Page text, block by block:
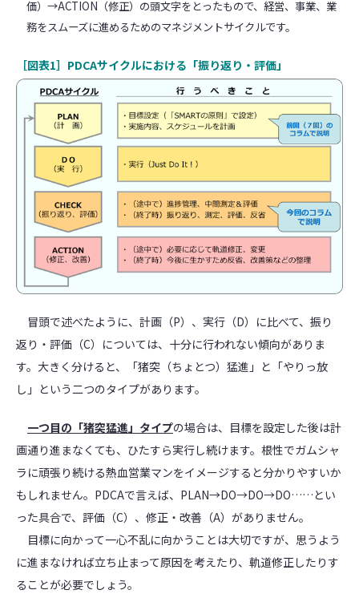
価）→ACTION（修正）の頭文字をとったもので、経営、事業、業
務をスムーズに進めるためのマネジメントサイクルです。
［図表1］PDCAサイクルにおける「振り返り・評価」
冒頭で述べたように、計画（P）、実行（D）に比べて、振り
返り・評価（C）については、十分に行われない傾向がありま
す。大きく分けると、「猪突（ちょとつ）猛進」と「やりっ放
し」という二つのタイプがあります。
一つ目の「猪突猛進」タイプの場合は、目標を設定した後は計
画通り進まなくても、ひたすら実行し続けます。根性でガムシャ
ラに頑張り続ける熱血営業マンをイメージすると分かりやすいか
もしれません。PDCAで言えば、PLAN→DO→DO→DO……とい
った具合で、評価（C）、修正・改善（A）がありません。
目標に向かって一心不乱に向かうことは大切ですが、思うよう
に進まなければ立ち止まって原因を考えたり、軌道修正したりす
ることが必要でしょう。